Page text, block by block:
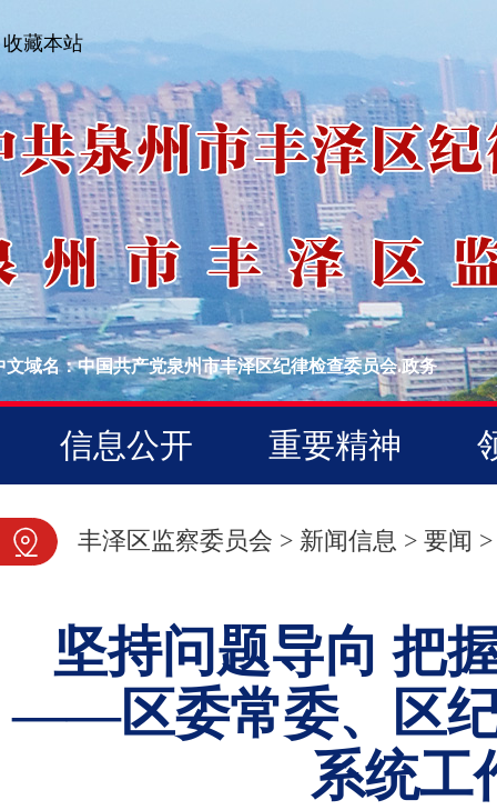
收藏本站
文域名：中国共产党泉州市丰泽区纪律检查委员会.政务
信息公开 重要精神
图片新闻
丰泽区监察委员会 > 新闻信息 > 要闻 >
坚持问题导向 把
——区委常委、区纪
系统工